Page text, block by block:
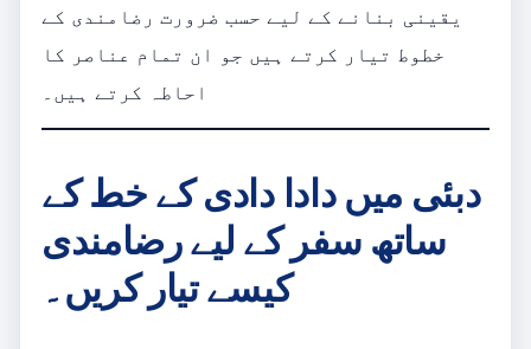
یقینی بنانے کے لیے حسب ضرورت رضامندی کے
خطوط تیار کرتے ہیں جو ان تمام عناصر کا
احاطہ کرتے ہیں۔
دبئی میں دادا دادی کے خط کے
ساتھ سفر کے لیے رضامندی
کیسے تیار کریں۔